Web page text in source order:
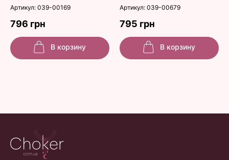
Артикул: 039-00169 Артикул: 039-00679
796 грн 795 грн
В корзину В корзину